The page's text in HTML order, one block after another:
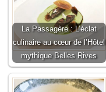
La Passagère : L’éclat
culinaire au cœur de l’Hôtel
mythique Belles Rives